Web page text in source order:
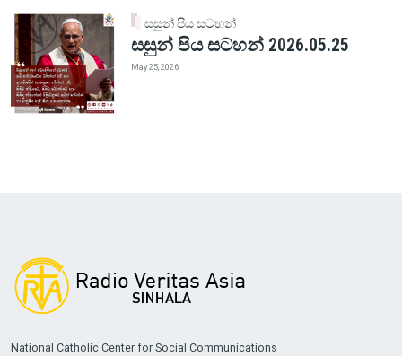
සසුන් පිය සටහන්
සසුන් පිය සටහන් 2026.05.25
May 25, 2026
National Catholic Center for Social Communications